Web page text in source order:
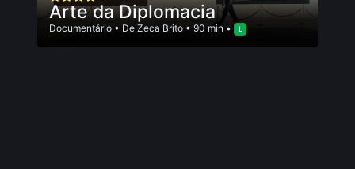
Arte da Diplomacia
Documentário • De Zeca Brito • 90 min •